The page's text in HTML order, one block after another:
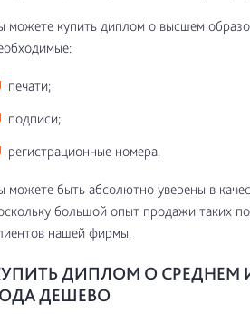
можете купить диплом о высшем
печати;
подписи;
регистрационные номера.
можете быть абсолютно уверены в
большой опыт продажи таких
нашей фирмы.
ДИПЛОМ О СРЕДНЕМ
ДЕШЕВО